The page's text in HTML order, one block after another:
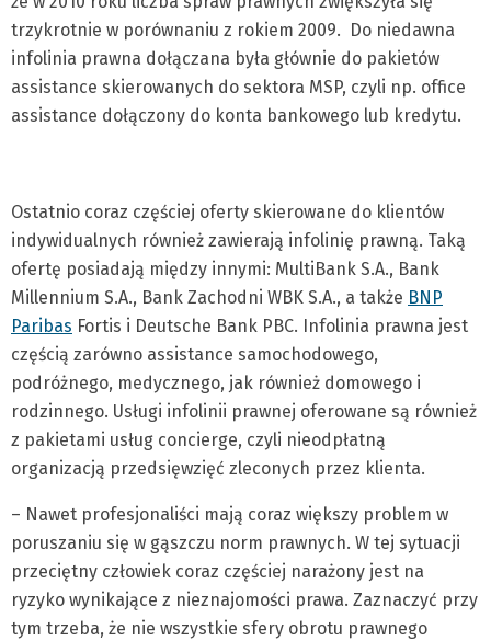
trzykrotnie w porównaniu z rokiem 2009. Do niedawna
infolinia prawna dołączana była głównie do pakietów
assistance skierowanych do sektora MSP, czyli np. office
assistance dołączony do konta bankowego lub kredytu.
Ostatnio coraz częściej oferty skierowane do klientów
indywidualnych również zawierają infolinię prawną. Taką
ofertę posiadają między innymi: MultiBank S.A., Bank
Millennium S.A., Bank Zachodni WBK S.A., a także BNP
Paribas Fortis i Deutsche Bank PBC. Infolinia prawna jest
częścią zarówno assistance samochodowego,
podróżnego, medycznego, jak również domowego i
rodzinnego. Usługi infolinii prawnej oferowane są również
z pakietami usług concierge, czyli nieodpłatną
organizacją przedsięwzięć zleconych przez klienta.
– Nawet profesjonaliści mają coraz większy problem w
poruszaniu się w gąszczu norm prawnych. W tej sytuacji
przeciętny człowiek coraz częściej narażony jest na
ryzyko wynikające z nieznajomości prawa. Zaznaczyć przy
tym trzeba, że nie wszystkie sfery obrotu prawnego